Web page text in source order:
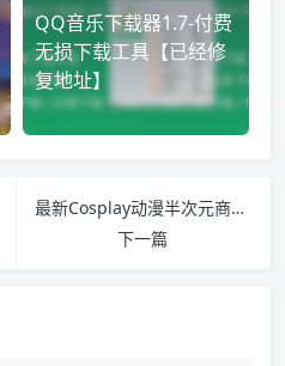
QQ音乐下载器1.7-付费
无损下载工具【已经修
复地址】
最新Cosplay动漫半次元商业版UTF8+GBK 门户/论坛/个人空间 Discuz模版
下一篇